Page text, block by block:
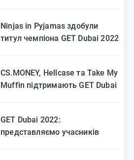
Ninjas in Pyjamas здобули
титул чемпіона GET Dubai 2022
CS.MONEY, Hellcase та Take My
Muffin підтримають GET Dubai
GET Dubai 2022:
представляємо учасників